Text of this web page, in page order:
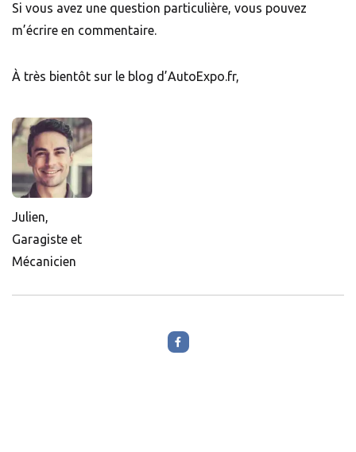
Si vous avez une question particulière, vous pouvez
m’écrire en commentaire.
À très bientôt sur le blog d’AutoExpo.fr,
Julien,
Garagiste et
Mécanicien